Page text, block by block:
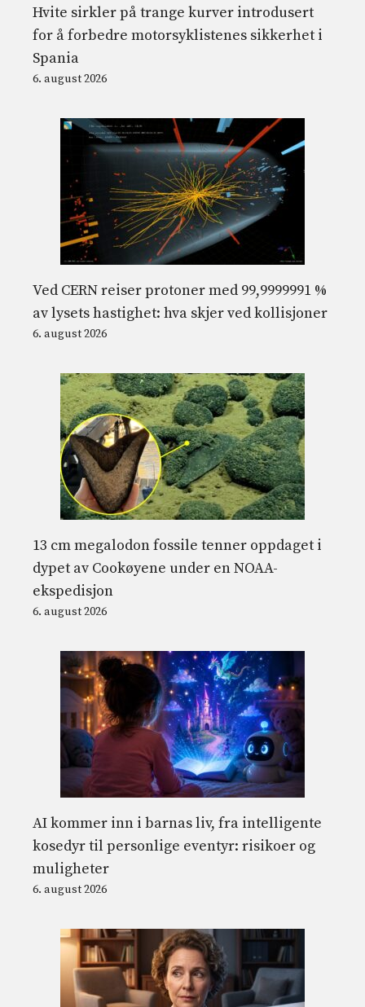
Hvite sirkler på trange kurver introdusert
for å forbedre motorsyklistenes sikkerhet i
Spania
6. august 2026
Ved CERN reiser protoner med 99,9999991 %
av lysets hastighet: hva skjer ved kollisjoner
6. august 2026
13 cm megalodon fossile tenner oppdaget i
dypet av Cookøyene under en NOAA-
ekspedisjon
6. august 2026
AI kommer inn i barnas liv, fra intelligente
kosedyr til personlige eventyr: risikoer og
muligheter
6. august 2026